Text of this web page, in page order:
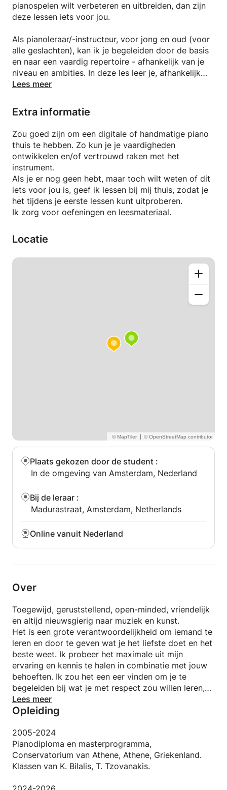
pianospelen wilt verbeteren en uitbreiden, dan zijn
deze lessen iets voor jou.
Als pianoleraar/-instructeur, voor jong en oud (voor
alle geslachten), kan ik je begeleiden door de basis
en naar een vaardig repertoire - afhankelijk van je
niveau en ambities. In deze les leer je, afhankelijk
van je doelen:
speelt
-ritmische structuren
-muzikaliteit & technieken
Deze lessen worden op maat gemaakt op basis van
en na bespreking van uw behoeften en ambities. Ze
zijn bedoeld om uw behoefte aan creativiteit en
expressie te vervullen, door de geweldige taal van
muziek en pianospel te leren.
Lees meer
Extra informatie
Zou goed zijn om een digitale of handmatige piano
thuis te hebben. Zo kun je je vaardigheden
ontwikkelen en/of vertrouwd raken met het
instrument.
Als je er nog geen hebt, maar toch wilt weten of dit
iets voor jou is, geef ik lessen bij mij thuis, zodat je
het tijdens je eerste lessen kunt uitproberen.
Ik zorg voor oefeningen en leesmateriaal.
Locatie
|
Plaats gekozen door de student :
In de omgeving van Amsterdam, Nederland
Bij de leraar :
Madurastraat, Amsterdam, Netherlands
Online vanuit Nederland
Over
Toegewijd, geruststellend, open-minded, vriendelijk
en altijd nieuwsgierig naar muziek en kunst.
Het is een grote verantwoordelijkheid om iemand te
leren en door te geven wat je het liefste doet en het
beste weet. Ik probeer het maximale uit mijn
ervaring en kennis te halen in combinatie met jouw
behoeften. Ik zou het een eer vinden om je te
begeleiden bij wat je met respect zou willen leren,
bij het leren en spelen van de piano. We kunnen
vanaf daar samen verder bouwen.
Lees meer
Opleiding
2005-2024
Pianodiploma en masterprogramma,
Conservatorium van Athene, Athene, Griekenland.
Klassen van K. Bilalis, T. Tzovanakis.